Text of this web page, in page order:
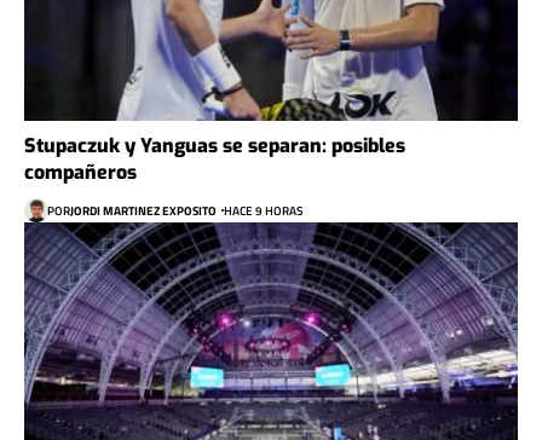
Stupaczuk y Yanguas se separan: posibles
compañeros
PORJORDI MARTINEZ EXPOSITO HACE 9 HORAS